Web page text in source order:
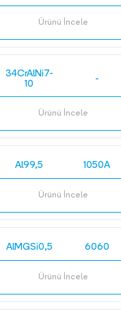
Ürünü İncele
34CrAlNi7-
10
-
Ürünü İncele
Al99,5 1050A
Ürünü İncele
AlMGSi0,5 6060
Ürünü İncele